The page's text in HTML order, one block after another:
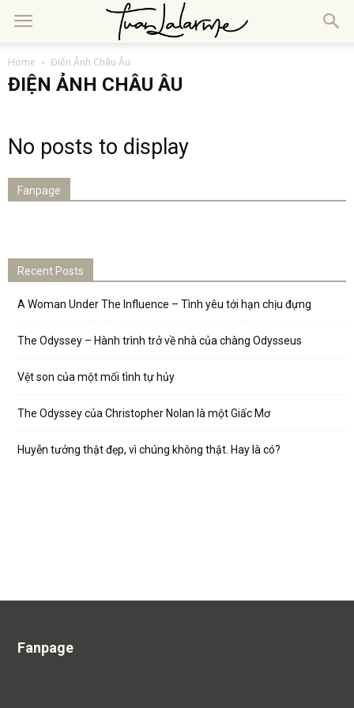
Home Điện Ảnh Châu Âu
ĐIỆN ẢNH CHÂU ÂU
No posts to display
Fanpage
Recent Posts
A Woman Under The Influence – Tình yêu tới hạn chịu đựng
The Odyssey – Hành trình trở về nhà của chàng Odysseus
Vệt son của một mối tình tự hủy
The Odyssey của Christopher Nolan là một Giấc Mơ
Huyễn tưởng thật đẹp, vì chúng không thật. Hay là có?
Fanpage